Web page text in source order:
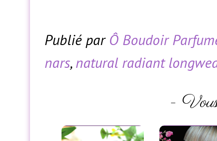
Publié par Ô Boudoir
nars, natural radiant
-